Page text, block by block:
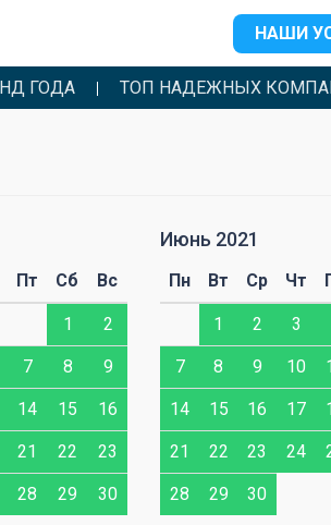
НАШИ
ГОДА ТОП НАДЕЖНЫХ
Пт Сб Вс
1 2
7 8 9
14 15 16
21 22 23
28 29 30
Июнь 2021
Пн Вт Ср Чт
1 2 3
7 8 9 10
14 15 16 17
21 22 23 24
28 29 30